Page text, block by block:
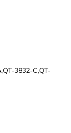
3832-C,QT-